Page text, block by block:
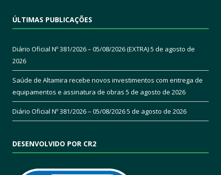
ÚLTIMAS PUBLICAÇÕES
Diário Oficial Nº 381/2026 – 05/08/2026 (EXTRA)5 de agosto de
2026
Saúde de Altamira recebe novos investimentos com entrega de
equipamentos e assinatura de obras 5 de agosto de 2026
Diário Oficial Nº 381/2026 – 05/08/20265 de agosto de 2026
DESENVOLVIDO POR CR2